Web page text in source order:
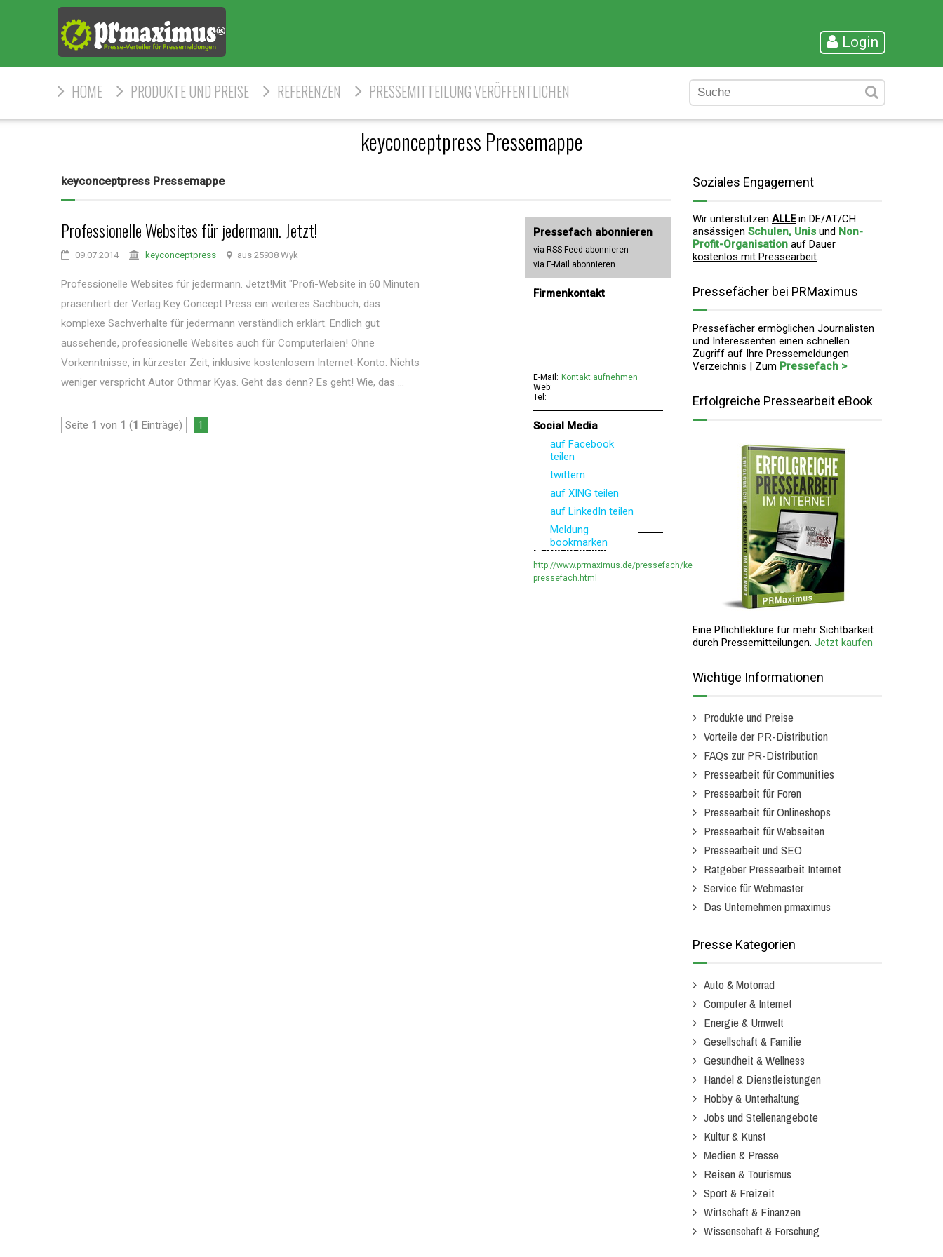
Login
HOME PRODUKTE UND PREISE REFERENZEN PRESSEMITTEILUNG VERÖFFENTLICHEN
keyconceptpress Pressemappe
keyconceptpress Pressemappe
Professionelle Websites für jedermann. Jetzt!
09.07.2014 keyconceptpress aus 25938 Wyk
Professionelle Websites für jedermann. Jetzt!Mit "Profi-Website in 60 Minuten
präsentiert der Verlag Key Concept Press ein weiteres Sachbuch, das
komplexe Sachverhalte für jedermann verständlich erklärt. Endlich gut
aussehende, professionelle Websites auch für Computerlaien! Ohne
Vorkenntnisse, in kürzester Zeit, inklusive kostenlosem Internet-Konto. Nichts
weniger verspricht Autor Othmar Kyas. Geht das denn? Es geht! Wie, das ...
Seite 1 von 1 (1 Einträge) 1
Pressefach abonnieren
via RSS-Feed abonnieren
via E-Mail abonnieren
Firmenkontakt
E-Mail: Kontakt aufnehmen
Web:
Tel:
Social Media
auf Facebook
teilen
twittern
auf XING teilen
auf LinkedIn teilen
Meldung
bookmarken
Permanentlink
http://www.prmaximus.de/pressefach/keyconceptpress-
pressefach.html
Soziales Engagement
Wir unterstützen ALLEin DE/AT/CH
ansässigen Schulen, Unis und Non-
Profit-Organisation auf Dauer
kostenlos mit Pressearbeit.
Pressefächer bei PRMaximus
Pressefächer ermöglichen Journalisten
und Interessenten einen schnellen
Zugriff auf Ihre Pressemeldungen
Verzeichnis | Zum Pressefach >
Erfolgreiche Pressearbeit eBook
Eine Pflichtlektüre für mehr Sichtbarkeit
durch Pressemitteilungen. Jetzt kaufen
Wichtige Informationen
Produkte und Preise
Vorteile der PR-Distribution
FAQs zur PR-Distribution
Pressearbeit für Communities
Pressearbeit für Foren
Pressearbeit für Onlineshops
Pressearbeit für Webseiten
Pressearbeit und SEO
Ratgeber Pressearbeit Internet
Service für Webmaster
Das Unternehmen prmaximus
Presse Kategorien
Auto & Motorrad
Computer & Internet
Energie & Umwelt
Gesellschaft & Familie
Gesundheit & Wellness
Handel & Dienstleistungen
Hobby & Unterhaltung
Jobs und Stellenangebote
Kultur & Kunst
Medien & Presse
Reisen & Tourismus
Sport & Freizeit
Wirtschaft & Finanzen
Wissenschaft & Forschung